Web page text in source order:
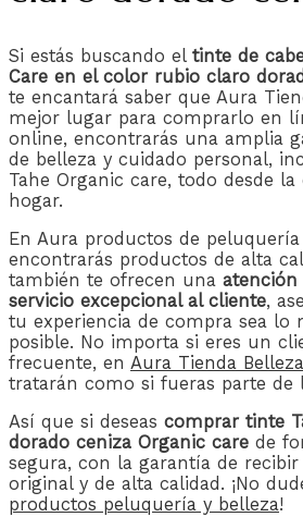
Si estás buscando el tinte de
Care en el color rubio claro
te encantará saber que Aura
mejor lugar para comprarlo en
online, encontrarás una amplia
de belleza y cuidado personal,
Tahe Organic care, todo desde
hogar.
En Aura productos de
encontrarás productos de alta
también te ofrecen una atención
servicio excepcional al cliente,
tu experiencia de compra sea lo
posible. No importa si eres un
frecuente, en Aura Tienda Belleza
tratarán como si fueras parte de
Así que si deseas comprar tinte
dorado ceniza Organic care de
segura, con la garantía de
original y de alta calidad. ¡No
productos peluquería y belleza!